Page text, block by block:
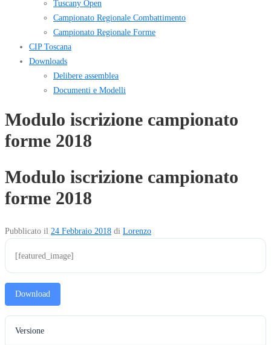
Tuscany Open
Campionato Regionale Combattimento
Campionato Regionale Forme
CIP Toscana
Downloads
Delibere assemblea
Documenti e Modelli
Modulo iscrizione campionato
forme 2018
Modulo iscrizione campionato
forme 2018
Pubblicato il 24 Febbraio 2018 di Lorenzo
[featured_image]
Download
Versione